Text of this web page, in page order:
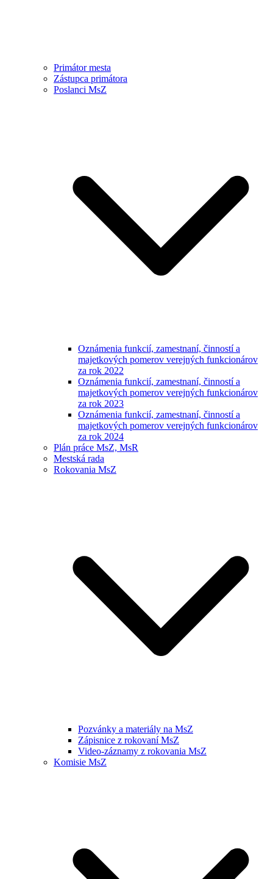
Primátor mesta
Zástupca primátora
Poslanci MsZ
Oznámenia funkcií, zamestnaní, činností a
majetkových pomerov verejných funkcionárov
za rok 2022
Oznámenia funkcií, zamestnaní, činností a
majetkových pomerov verejných funkcionárov
za rok 2023
Oznámenia funkcií, zamestnaní, činností a
majetkových pomerov verejných funkcionárov
za rok 2024
Plán práce MsZ, MsR
Mestská rada
Rokovania MsZ
Pozvánky a materiály na MsZ
Zápisnice z rokovaní MsZ
Video-záznamy z rokovania MsZ
Komisie MsZ